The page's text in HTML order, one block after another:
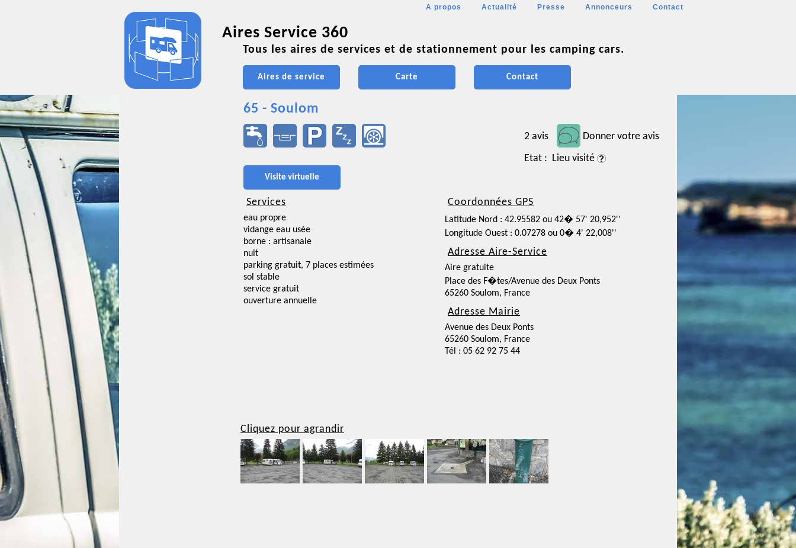
A propos Actualité Presse Annonceurs Contact
Aires Service 360
Tous les aires de services et de stationnement pour les camping cars.
Aires de service Carte Contact
65 - Soulom
2 avis
Donner votre avis
Etat : Lieu visité
Visite virtuelle
Services
eau propre
vidange eau usée
borne : artisanale
nuit
parking gratuit, 7 places estimées
sol stable
service gratuit
ouverture annuelle
Coordonnées GPS
Latitude Nord : 42.95582 ou 42� 57' 20,952''
Longitude Ouest : 0.07278 ou 0� 4' 22,008''
Adresse Aire-Service
Aire gratuite
Place des F�tes/Avenue des Deux Ponts
65260 Soulom, France
Adresse Mairie
Avenue des Deux Ponts
65260 Soulom, France
Tél : 05 62 92 75 44
Cliquez pour agrandir